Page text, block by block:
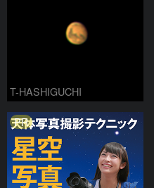
T-HASHIGUCHI
PR